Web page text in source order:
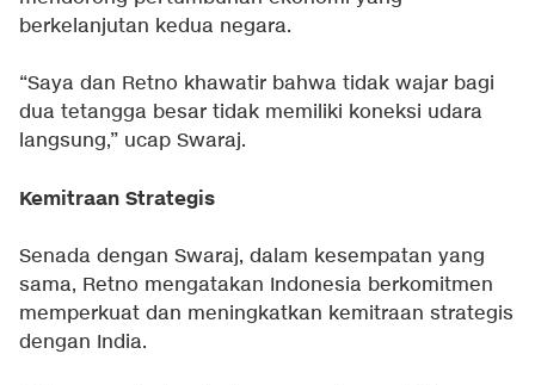
berkelanjutan kedua negara.
“Saya dan Retno khawatir bahwa tidak wajar bagi
dua tetangga besar tidak memiliki koneksi udara
langsung,” ucap Swaraj.
Kemitraan Strategis
Senada dengan Swaraj, dalam kesempatan yang
sama, Retno mengatakan Indonesia berkomitmen
memperkuat dan meningkatkan kemitraan strategis
dengan India.